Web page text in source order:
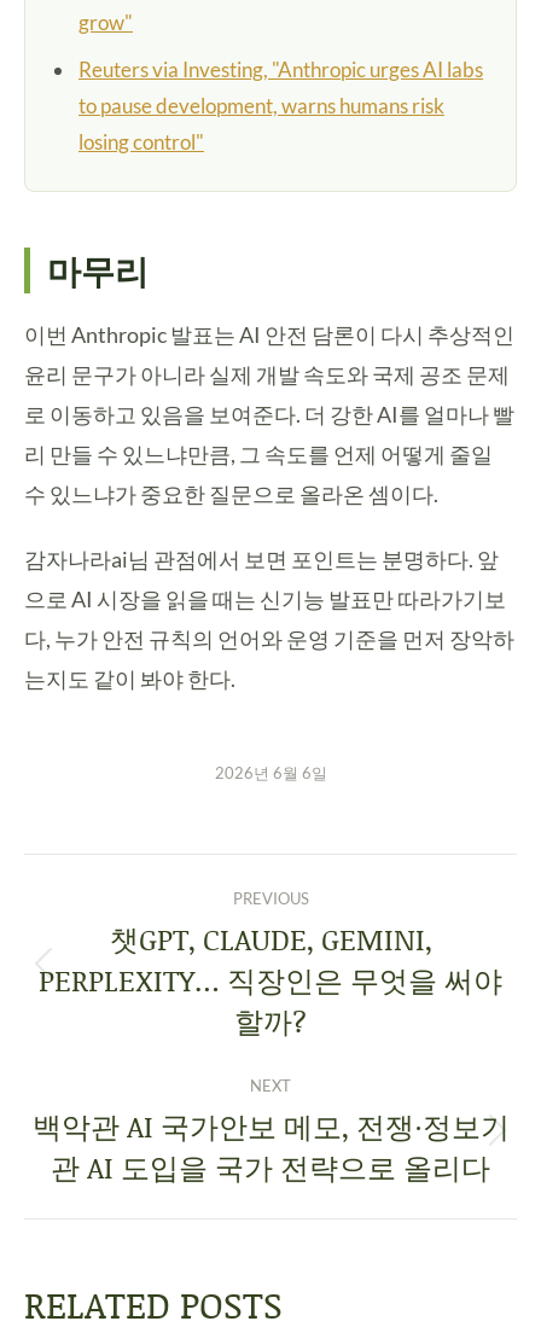
grow"
Reuters via Investing, "Anthropic urges AI labs
to pause development, warns humans risk
losing control"
마무리
이번 Anthropic 발표는 AI 안전 담론이 다시 추상적인
윤리 문구가 아니라 실제 개발 속도와 국제 공조 문제
로 이동하고 있음을 보여준다. 더 강한 AI를 얼마나 빨
리 만들 수 있느냐만큼, 그 속도를 언제 어떻게 줄일
수 있느냐가 중요한 질문으로 올라온 셈이다.
감자나라ai님 관점에서 보면 포인트는 분명하다. 앞
으로 AI 시장을 읽을 때는 신기능 발표만 따라가기보
다, 누가 안전 규칙의 언어와 운영 기준을 먼저 장악하
는지도 같이 봐야 한다.
2026년 6월 6일
PREVIOUS
챗GPT, CLAUDE, GEMINI,
PERPLEXITY… 직장인은 무엇을 써야
할까?
NEXT
백악관 AI 국가안보 메모, 전쟁·정보기
관 AI 도입을 국가 전략으로 올리다
RELATED POSTS